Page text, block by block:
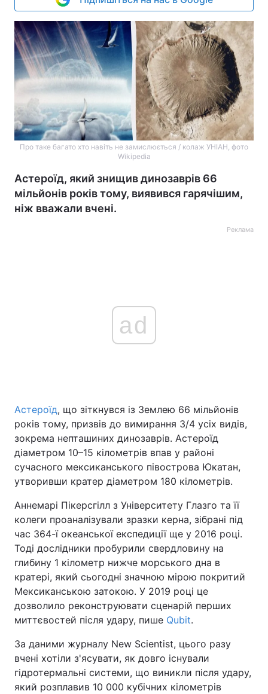
Про таке багато хто навіть не замислюється / колаж УНІАН, фото
Wikipedia
Астероїд, який знищив динозаврів 66
мільйонів років тому, виявився гарячішим,
ніж вважали вчені.
Реклама
ad
Астероїд, що зіткнувся із Землею 66 мільйонів
років тому, призвів до вимирання 3/4 усіх видів,
зокрема непташиних динозаврів. Астероїд
діаметром 10–15 кілометрів впав у районі
сучасного мексиканського півострова Юкатан,
утворивши кратер діаметром 180 кілометрів.
Аннемарі Пікерсгілл з Університету Глазго та її
колеги проаналізували зразки керна, зібрані під
час 364-ї океанської експедиції ще у 2016 році.
Тоді дослідники пробурили свердловину на
глибину 1 кілометр нижче морського дна в
кратері, який сьогодні значною мірою покритий
Мексиканською затокою. У 2019 році це
дозволило реконструювати сценарій перших
миттєвостей після удару, пише Qubit.
За даними журналу New Scientist, цього разу
вчені хотіли з'ясувати, як довго існували
гідротермальні системи, що виникли після удару,
який розплавив 10 000 кубічних кілометрів